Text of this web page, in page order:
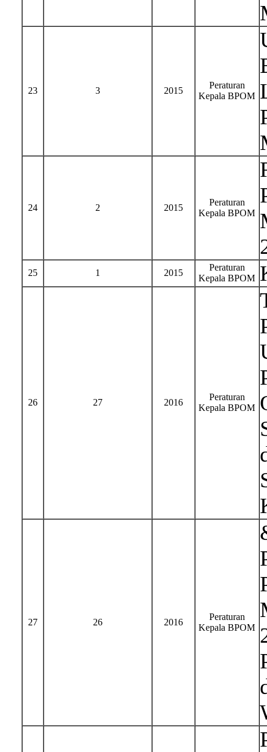
23 3 2015
Peraturan
Kepala BPOM
24 2 2015
Peraturan
Kepala BPOM
25 1 2015
Peraturan
Kepala BPOM
26 27 2016
Peraturan
Kepala BPOM
27 26 2016
Peraturan
Kepala BPOM